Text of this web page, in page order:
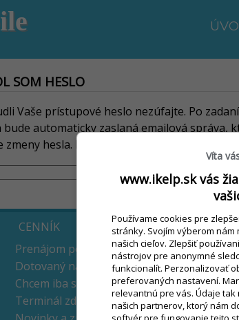
SOM HESLO
Vaše prístupové heslo nezúfajte. Po
bude automaticky zaslaná emailová
zmeny hesla. Heslo bude skutočne
Zaslať žiadosť
CENNÍK
Prenájom pokladní
Dotovaný nákup pokladní
Chcem iba software
Terminál zdarma
VYSKÚŠAŤ
bez
VIAC
Návody a
Kontakty
Víta
www.ikelp.sk vás
Používame cookies pre
stránky. Svojím výberom
našich cieľov. Zlepšiť
nástrojov pre anonymné
funkcionalít. Perzonalizovať
preferovaných nastavení.
relevantnú pre vás. Údaje
našich partnerov, ktorý nám